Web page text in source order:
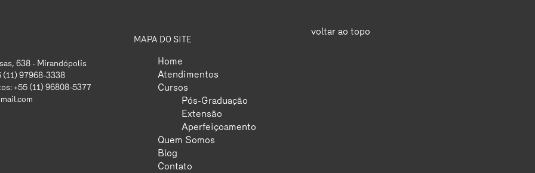
638 - Mirandópolis
(11) 97968-3338
+55 (11) 96808-5377
MAPA DO SITE
Home
Atendimentos
Cursos
Pós-Graduação
Extensão
Aperfeiçoamento
Quem Somos
Blog
Contato
voltar ao topo